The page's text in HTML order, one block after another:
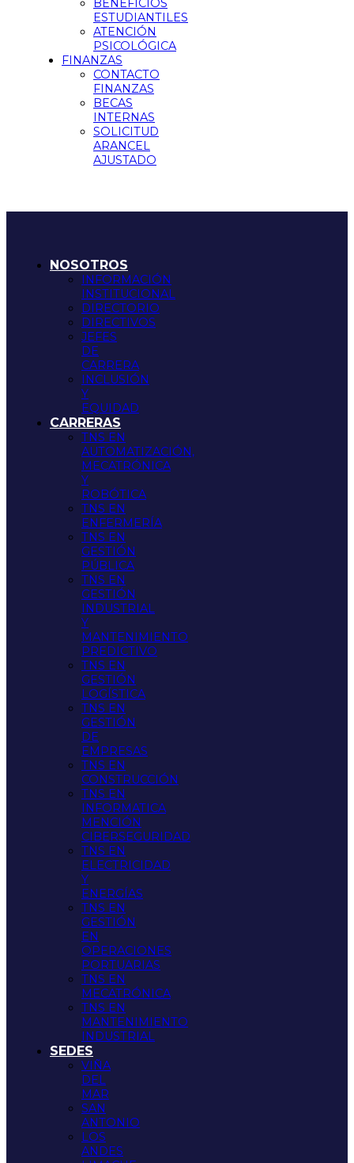
BENEFICIOS
ESTUDIANTILES
ATENCIÓN
PSICOLÓGICA
FINANZAS
CONTACTO
FINANZAS
BECAS
INTERNAS
SOLICITUD
ARANCEL
AJUSTADO
NOSOTROS
INFORMACIÓN
INSTITUCIONAL
DIRECTORIO
DIRECTIVOS
JEFES
DE
CARRERA
INCLUSIÓN
Y
EQUIDAD
CARRERAS
TNS EN
AUTOMATIZACIÓN,
MECATRÓNICA
Y
ROBÓTICA
TNS EN
ENFERMERÍA
TNS EN
GESTIÓN
PÚBLICA
TNS EN
GESTIÓN
INDUSTRIAL
Y
MANTENIMIENTO
PREDICTIVO
TNS EN
GESTIÓN
LOGÍSTICA
TNS EN
GESTIÓN
DE
EMPRESAS
TNS EN
CONSTRUCCIÓN
TNS EN
INFORMATICA
MENCIÓN
CIBERSEGURIDAD
TNS EN
ELECTRICIDAD
Y
ENERGÍAS
TNS EN
GESTIÓN
EN
OPERACIONES
PORTUARIAS
TNS EN
MECATRÓNICA
TNS EN
MANTENIMIENTO
INDUSTRIAL
SEDES
VIÑA
DEL
MAR
SAN
ANTONIO
LOS
ANDES